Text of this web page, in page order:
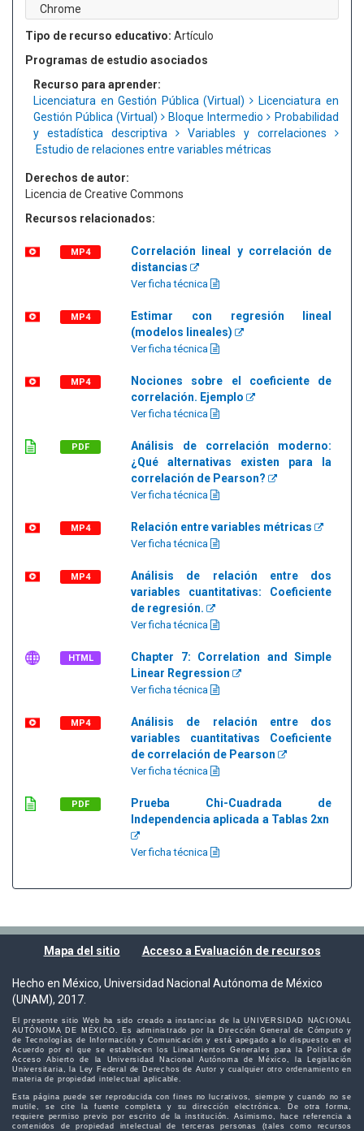
Chrome
Tipo de recurso educativo: Artículo
Programas de estudio asociados
Recurso para aprender:
Licenciatura en Gestión Pública (Virtual)
Licenciatura en
Gestión Pública (Virtual)
Bloque Intermedio
Probabilidad
y estadística descriptiva
Variables y correlaciones
Estudio de relaciones entre variables métricas
Derechos de autor:
Licencia de Creative Commons
Recursos relacionados:
MP4
Correlación lineal y correlación de
distancias
Ver ficha técnica
MP4
Estimar con regresión lineal
(modelos lineales)
Ver ficha técnica
MP4
Nociones sobre el coeficiente de
correlación. Ejemplo
Ver ficha técnica
PDF
Análisis de correlación moderno:
¿Qué alternativas existen para la
correlación de Pearson?
Ver ficha técnica
MP4 Relación entre variables métricas
Ver ficha técnica
MP4
Análisis de relación entre dos
variables cuantitativas: Coeficiente
de regresión.
Ver ficha técnica
HTML
Chapter 7: Correlation and Simple
Linear Regression
Ver ficha técnica
MP4
Análisis de relación entre dos
variables cuantitativas Coeficiente
de correlación de Pearson
Ver ficha técnica
PDF
Prueba Chi-Cuadrada de
Independencia aplicada a Tablas 2xn
Ver ficha técnica
Mapa del sitio Acceso a Evaluación de recursos
Hecho en México, Universidad Nacional Autónoma de México
(UNAM), 2017.
El presente sitio Web ha sido creado a instancias de la UNIVERSIDAD NACIONAL
AUTÓNOMA DE MÉXICO. Es administrado por la Dirección General de Cómputo y
de Tecnologías de Información y Comunicación y está apegado a lo dispuesto en el
Acuerdo por el que se establecen los Lineamientos Generales para la Política de
Acceso Abierto de la Universidad Nacional Autónoma de México, la Legislación
Universitaria, la Ley Federal de Derechos de Autor y cualquier otro ordenamiento en
materia de propiedad intelectual aplicable.
Esta página puede ser reproducida con fines no lucrativos, siempre y cuando no se
mutile, se cite la fuente completa y su dirección electrónica. De otra forma,
requiere permiso previo por escrito de la institución. Asimismo, hace referencia a
contenidos de propiedad intelectual de terceras personas (tales como recursos